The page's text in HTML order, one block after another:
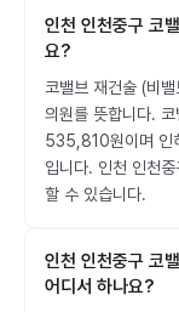
인천 인천중구 코
요?
코밸브 재건술 (비
의원를 뜻합니다.
535,810원이며 인
입니다. 인천 인천
할 수 있습니다.
인천 인천중구 코
어디서 하나요?